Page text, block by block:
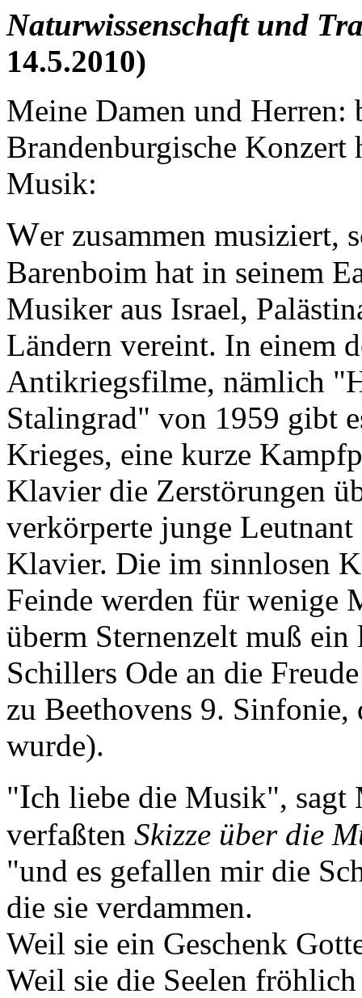
Naturwissenschaft und
14.5.2010)
Meine Damen und Herren:
Brandenburgische
Musik:
Wer zusammen musiziert,
Barenboim hat in seinem
Musiker aus Israel,
Ländern vereint. In einem
Antikriegsfilme, nämlich
Stalingrad" von 1959 gibt
Krieges, eine kurze
Klavier die Zerstörungen
verkörperte junge Leutnant
Klavier. Die im sinnlosen
Feinde werden für wenige
überm Sternenzelt muß
Schillers Ode an die
zu Beethovens 9.
wurde).
"Ich liebe die Musik",
verfaßten Skizze über die
"und es gefallen mir die
die sie verdammen.
Weil sie ein Geschenk
Weil sie die Seelen